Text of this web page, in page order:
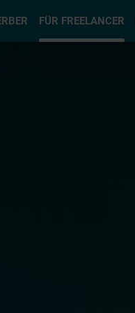
FÜR FREELANCER
auswählen